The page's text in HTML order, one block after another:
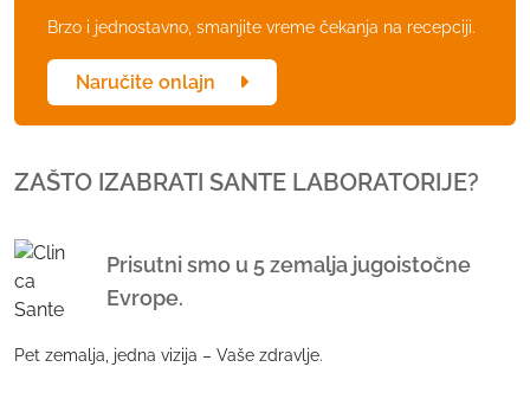
Brzo i jednostavno, smanjite vreme čekanja na recepciji.
Naručite onlajn
ZAŠTO IZABRATI SANTE LABORATORIJE?
Prisutni smo u 5 zemalja jugoistočne
Evrope.
Pet zemalja, jedna vizija – Vaše zdravlje.